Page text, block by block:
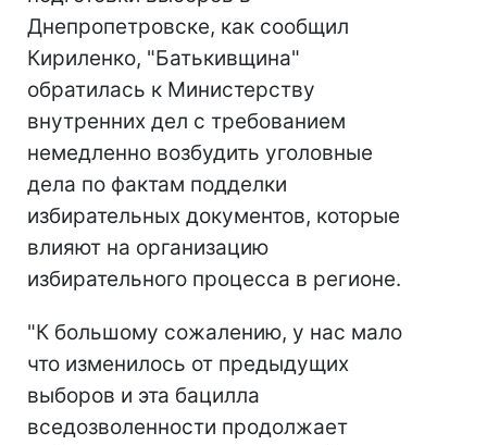
Днепропетровске, как сообщил
Кириленко, "Батькивщина"
обратилась к Министерству
внутренних дел с требованием
немедленно возбудить уголовные
дела по фактам подделки
избирательных документов, которые
влияют на организацию
избирательного процесса в регионе.
"К большому сожалению, у нас мало
что изменилось от предыдущих
выборов и эта бацилла
вседозволенности продолжает